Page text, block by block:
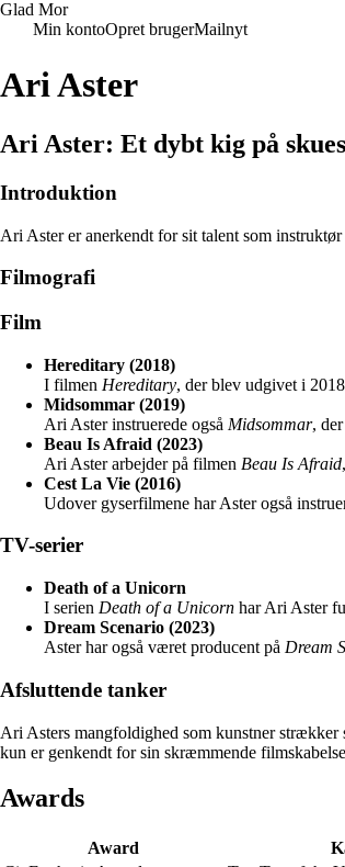
Glad Mor
Min kontoOpret brugerMailnyt
Ari Aster
Ari Aster: Et dybt kig på
Introduktion
Ari Aster er anerkendt for sit talent som
Filmografi
Film
Hereditary (2018)
I filmen Hereditary, der blev udgivet i
Midsommar (2019)
Ari Aster instruerede også Midsommar,
Beau Is Afraid (2023)
Ari Aster arbejder på filmen Beau Is Afraid
Cest La Vie (2016)
Udover gyserfilmene har Aster også
TV-serier
Death of a Unicorn
I serien Death of a Unicorn har Ari Aster
Dream Scenario (2023)
Aster har også været producent på Dream
Afsluttende tanker
Ari Asters mangfoldighed som kunstner
kun er genkendt for sin skræmmende
Awards
Award